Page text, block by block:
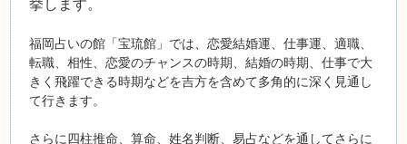
挙します。
福岡占いの館「宝琉館」では、恋愛結婚運、仕事運、適職、
転職、相性、恋愛のチャンスの時期、結婚の時期、仕事で大
きく飛躍できる時期などを吉方を含めて多角的に深く見通し
て行きます。
さらに四柱推命、算命、姓名判断、易占などを通してさらに